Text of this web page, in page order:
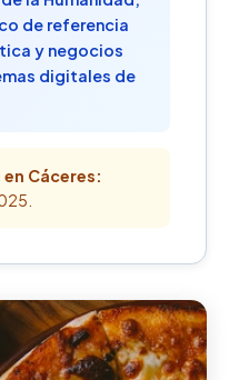
de referencia
y negocios
digitales de
Cáceres: